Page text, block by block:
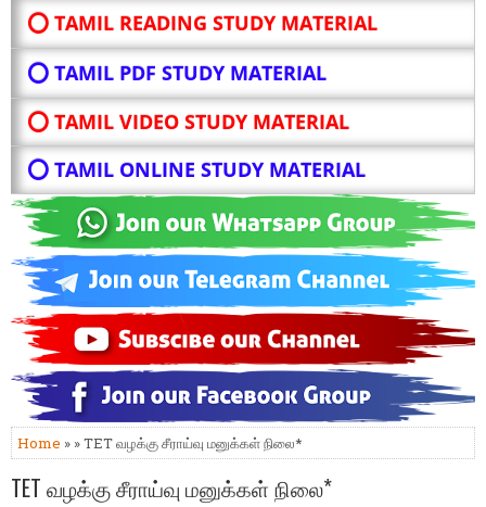
⭕ TAMIL READING STUDY MATERIAL
⭕ TAMIL PDF STUDY MATERIAL
⭕ TAMIL VIDEO STUDY MATERIAL
⭕ TAMIL ONLINE STUDY MATERIAL
Home » » TET வழக்கு சீராய்வு மனுக்கள் நிலை*
TET வழக்கு சீராய்வு மனுக்கள் நிலை*